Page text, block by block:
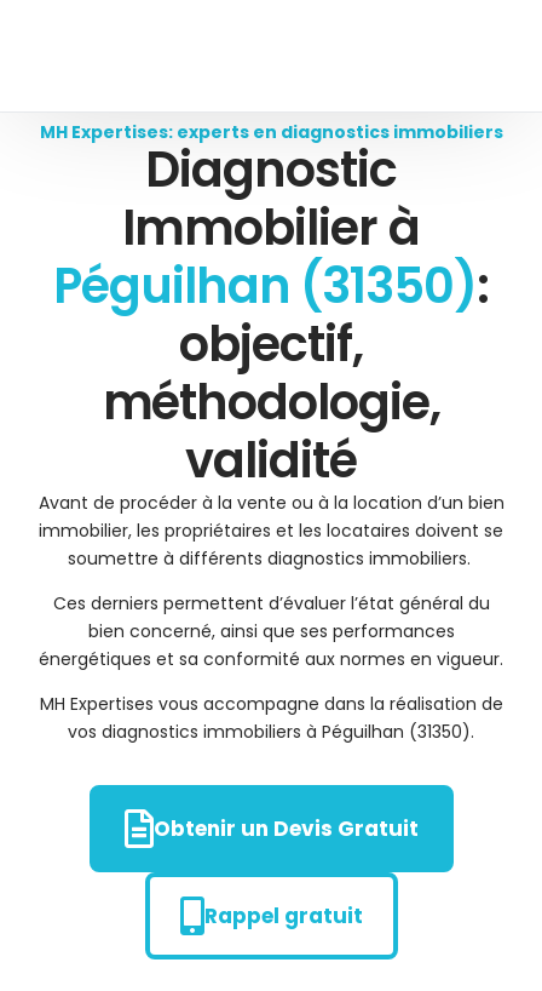
MH Expertises: experts en diagnostics immobiliers
Diagnostic
Immobilier à
Péguilhan (31350):
objectif,
méthodologie,
validité
Avant de procéder à la vente ou à la location d’un bien
immobilier, les propriétaires et les locataires doivent se
soumettre à différents diagnostics immobiliers.
Ces derniers permettent d’évaluer l’état général du
bien concerné, ainsi que ses performances
énergétiques et sa conformité aux normes en vigueur.
MH Expertises vous accompagne dans la réalisation de
vos diagnostics immobiliers à Péguilhan (31350).
Obtenir un Devis Gratuit
Rappel gratuit